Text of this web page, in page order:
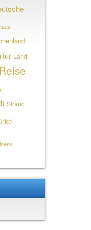
Land
Reise
Strand